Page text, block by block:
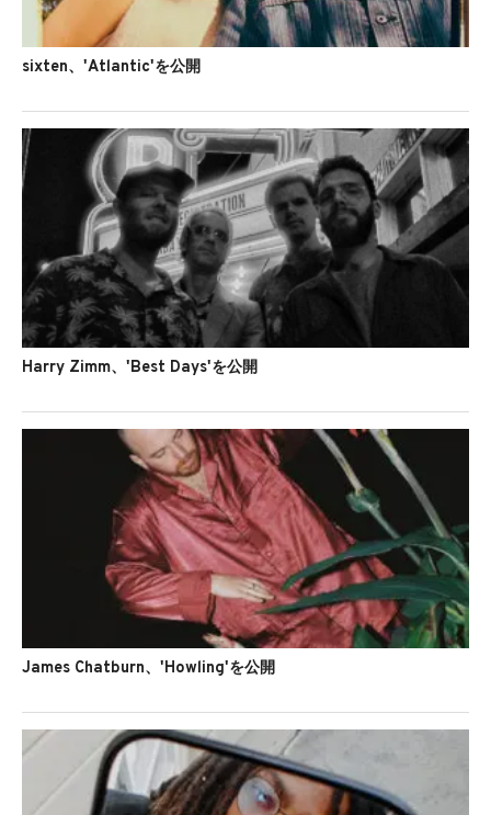
sixten、'Atlantic'を公開
Harry Zimm、'Best Days'を公開
James Chatburn、'Howling'を公開